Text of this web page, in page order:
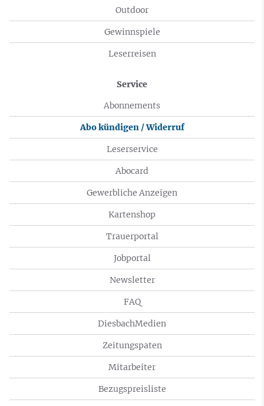
Outdoor
Gewinnspiele
Leserreisen
Service
Abonnements
Abo kündigen / Widerruf
Leserservice
Abocard
Gewerbliche Anzeigen
Kartenshop
Trauerportal
Jobportal
Newsletter
FAQ
DiesbachMedien
Zeitungspaten
Mitarbeiter
Bezugspreisliste